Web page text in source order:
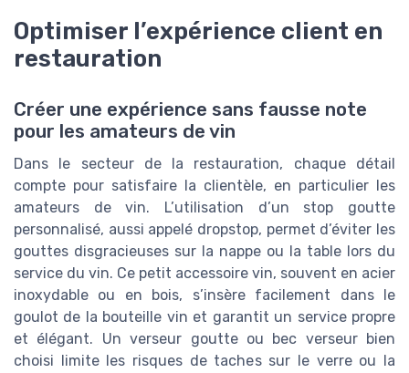
Optimiser l’expérience client en
restauration
Créer une expérience sans fausse note
pour les amateurs de vin
Dans le secteur de la restauration, chaque détail
compte pour satisfaire la clientèle, en particulier les
amateurs de vin. L’utilisation d’un stop goutte
personnalisé, aussi appelé dropstop, permet d’éviter les
gouttes disgracieuses sur la nappe ou la table lors du
service du vin. Ce petit accessoire vin, souvent en acier
inoxydable ou en bois, s’insère facilement dans le
goulot de la bouteille vin et garantit un service propre
et élégant. Un verseur goutte ou bec verseur bien
choisi limite les risques de taches sur le verre ou la